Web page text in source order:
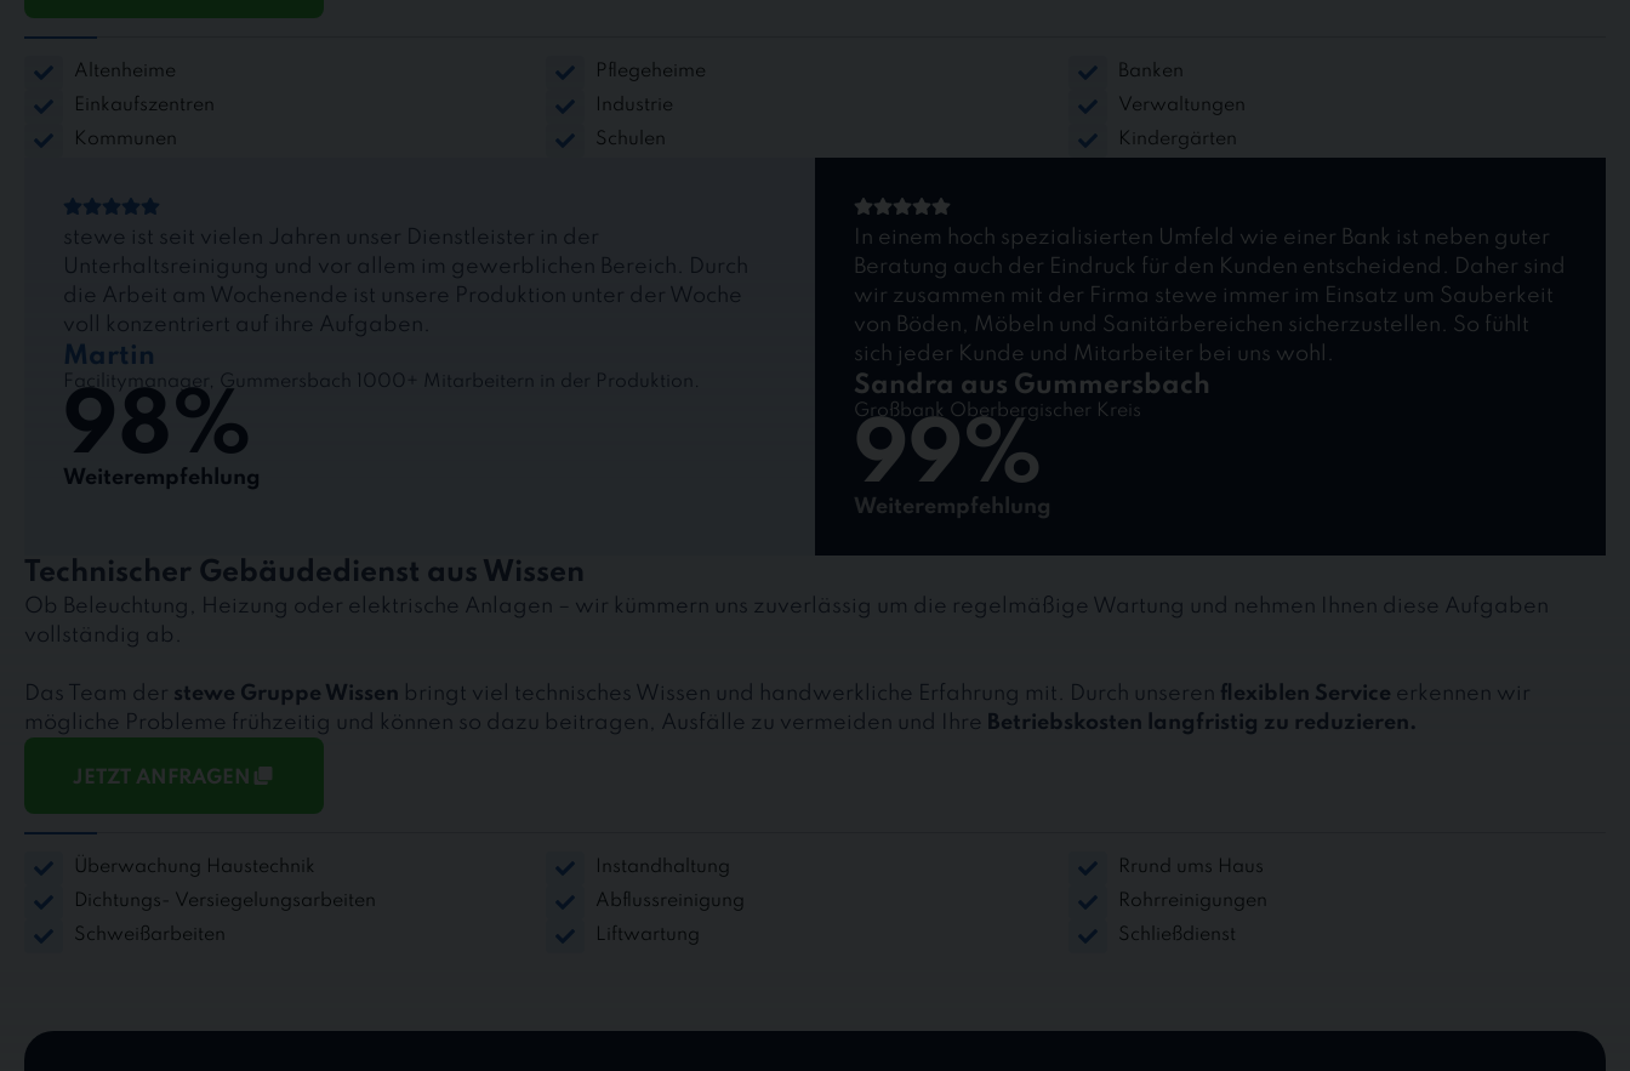
Altenheime Pflegeheime
Banken
Einkaufszentren
Industrie
Verwaltungen
Kommunen
Schulen Kindergärten
stewe ist seit vielen Jahren unser Dienstleister in der
Unterhaltsreinigung und vor allem im gewerblichen Bereich. Durch
die Arbeit am Wochenende ist unsere Produktion unter der Woche
voll konzentriert auf ihre Aufgaben.
Martin
Facilitymanager, Gummersbach 1000+ Mitarbeitern in der Produktion.
98%
Weiterempfehlung
In einem hoch spezialisierten Umfeld wie einer Bank ist neben guter
Beratung auch der Eindruck für den Kunden entscheidend. Daher sind
wir zusammen mit der Firma stewe immer im Einsatz um Sauberkeit
von Böden, Möbeln und Sanitärbereichen sicherzustellen. So fühlt
sich jeder Kunde und Mitarbeiter bei uns wohl.
Sandra aus Gummersbach
Großbank Oberbergischer Kreis
99%
Weiterempfehlung
Technischer Gebäudedienst aus Wissen
Ob Beleuchtung, Heizung oder elektrische Anlagen – wir kümmern uns zuverlässig um die regelmäßige Wartung und nehmen Ihnen diese Aufgaben
vollständig ab.
Das Team der stewe Gruppe Wissen bringt viel technisches Wissen und handwerkliche Erfahrung mit. Durch unseren flexiblen Service erkennen wir
mögliche Probleme frühzeitig und können so dazu beitragen, Ausfälle zu vermeiden und Ihre Betriebskosten langfristig zu reduzieren.
JETZT ANFRAGEN
Überwachung Haustechnik Instandhaltung
Rrund ums Haus
Dichtungs- Versiegelungsarbeiten
Abflussreinigung
Rohrreinigungen
Schweißarbeiten
Liftwartung Schließdienst